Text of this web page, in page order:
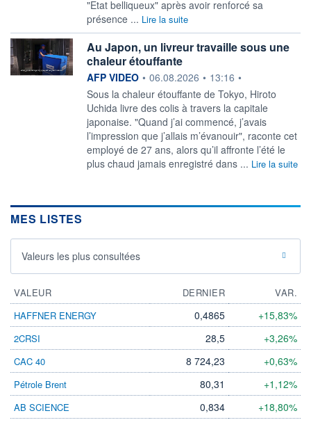
"Etat belliqueux" après avoir renforcé sa
présence ... Lire la suite
Au Japon, un livreur travaille sous une
chaleur étouffante
information fournie par
AFP VIDEO • 06.08.2026 • 13:16 •
Sous la chaleur étouffante de Tokyo, Hiroto
Uchida livre des colis à travers la capitale
japonaise. "Quand j’ai commencé, j’avais
l’impression que j’allais m’évanouir", raconte cet
employé de 27 ans, alors qu’il affronte l’été le
plus chaud jamais enregistré dans ... Lire la suite
MES LISTES
Valeurs les plus consultées
VALEUR DERNIER
VAR.
HAFFNER ENERGY
0,4865 +15,83%
2CRSI 28,5 +3,26%
CAC 40 8 724,23 +0,63%
Pétrole Brent 80,31 +1,12%
AB SCIENCE 0,834 +18,80%